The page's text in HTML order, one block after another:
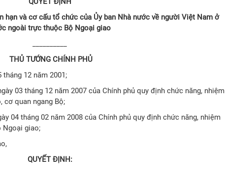
hạn và cơ cấu tổ chức của Ủy ban Nhà nước về người Việt Nam ở
ngoài trực thuộc Bộ Ngoại giao
THỦ TƯỚNG CHÍNH PHỦ
12 năm 2001;
03 tháng 12 năm 2007 của Chính phủ quy định chức năng, nhiệm
cơ quan ngang Bộ;
04 tháng 02 năm 2008 của Chính phủ quy định chức năng, nhiệm
Ngoại giao;
QUYẾT ĐỊNH: